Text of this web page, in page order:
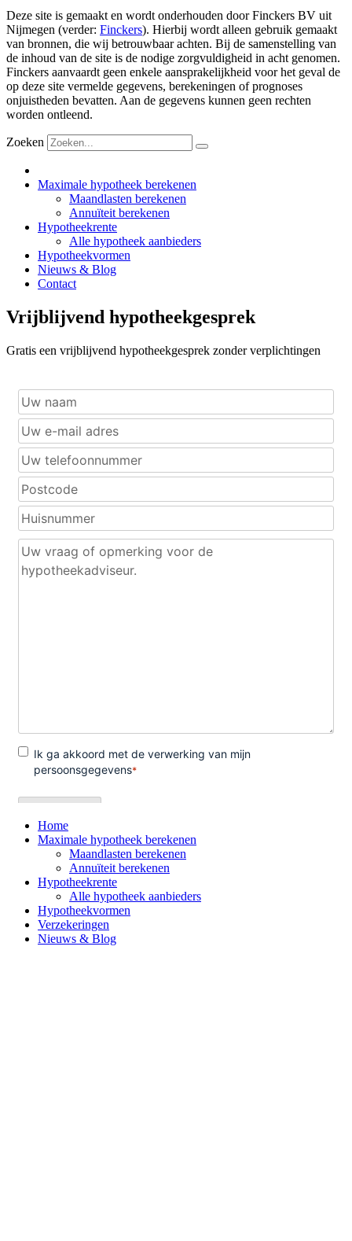
Deze site is gemaakt en wordt onderhouden door Finckers BV uit
Nijmegen (verder: Finckers). Hierbij wordt alleen gebruik gemaakt
van bronnen, die wij betrouwbaar achten. Bij de samenstelling van
de inhoud van de site is de nodige zorgvuldigheid in acht genomen.
Finckers aanvaardt geen enkele aansprakelijkheid voor het geval de
op deze site vermelde gegevens, berekeningen of prognoses
onjuistheden bevatten. Aan de gegevens kunnen geen rechten
worden ontleend.
Zoeken
Maximale hypotheek berekenen
Maandlasten berekenen
Annuïteit berekenen
Hypotheekrente
Alle hypotheek aanbieders
Hypotheekvormen
Nieuws & Blog
Contact
Vrijblijvend hypotheekgesprek
Gratis een vrijblijvend hypotheekgesprek zonder verplichtingen
Home
Maximale hypotheek berekenen
Maandlasten berekenen
Annuïteit berekenen
Hypotheekrente
Alle hypotheek aanbieders
Hypotheekvormen
Verzekeringen
Nieuws & Blog